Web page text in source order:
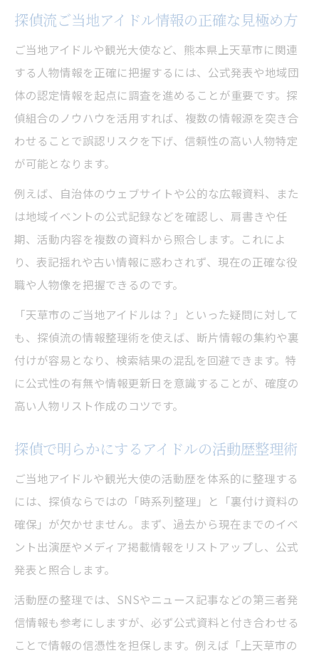
探偵流ご当地アイドル情報の正確な見極め方
ご当地アイドルや観光大使など、熊本県上天草市に関連
する人物情報を正確に把握するには、公式発表や地域団
体の認定情報を起点に調査を進めることが重要です。探
偵組合のノウハウを活用すれば、複数の情報源を突き合
わせることで誤認リスクを下げ、信頼性の高い人物特定
が可能となります。
例えば、自治体のウェブサイトや公的な広報資料、また
は地域イベントの公式記録などを確認し、肩書きや任
期、活動内容を複数の資料から照合します。これによ
り、表記揺れや古い情報に惑わされず、現在の正確な役
職や人物像を把握できるのです。
「天草市のご当地アイドルは？」といった疑問に対して
も、探偵流の情報整理術を使えば、断片情報の集約や裏
付けが容易となり、検索結果の混乱を回避できます。特
に公式性の有無や情報更新日を意識することが、確度の
高い人物リスト作成のコツです。
探偵で明らかにするアイドルの活動歴整理術
ご当地アイドルや観光大使の活動歴を体系的に整理する
には、探偵ならではの「時系列整理」と「裏付け資料の
確保」が欠かせません。まず、過去から現在までのイベ
ント出演歴やメディア掲載情報をリストアップし、公式
発表と照合します。
活動歴の整理では、SNSやニュース記事などの第三者発
信情報も参考にしますが、必ず公式資料と付き合わせる
ことで情報の信憑性を担保します。例えば「上天草市の